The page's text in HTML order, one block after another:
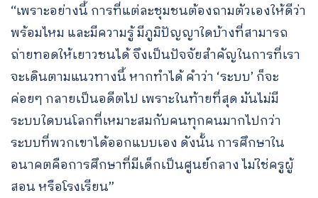
“เพราะอย่างนี้ การที่แต่ละชุมชนต้องถามตัวเองให้ดีว่า
พร้อมไหม และมีความรู้ มีภูมิปัญญาใดบ้างที่สามารถ
ถ่ายทอดให้เยาวชนได้ จึงเป็นปัจจัยสำคัญในการที่เรา
จะเดินตามแนวทางนี้ หากทำได้ คำว่า ‘ระบบ’ ก็จะ
ค่อยๆ กลายเป็นอดีตไป เพราะในท้ายที่สุด มันไม่มี
ระบบใดบนโลกที่เหมาะสมกับคนทุกคนมากไปกว่า
ระบบที่พวกเขาได้ออกแบบเอง ดังนั้น การศึกษาใน
อนาคตคือการศึกษาที่มีเด็กเป็นศูนย์กลาง ไม่ใช่ครูผู้
สอน หรือโรงเรียน”